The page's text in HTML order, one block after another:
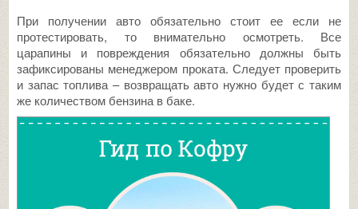
При получении авто обязательно стоит ее если не
протестировать, то внимательно осмотреть. Все
царапины и повреждения обязательно должны быть
зафиксированы менеджером проката. Следует проверить
и запас топлива – возвращать авто нужно будет с таким
же количеством бензина в баке.